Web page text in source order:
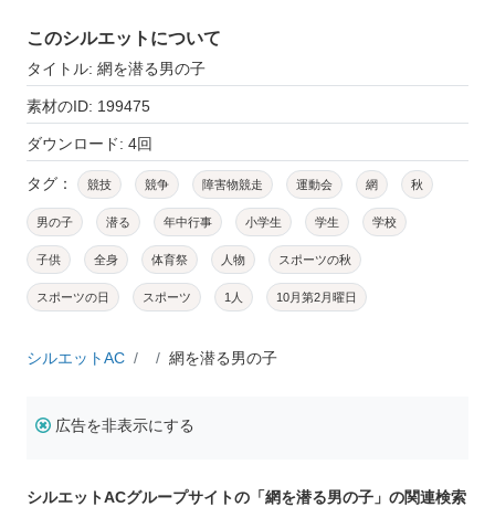
このシルエットについて
タイトル: 網を潜る男の子
素材のID: 199475
ダウンロード: 4回
タグ： 競技 競争 障害物競走 運動会 網 秋
男の子 潜る 年中行事 小学生 学生 学校
子供 全身 体育祭 人物 スポーツの秋
スポーツの日 スポーツ 1人 10月第2月曜日
シルエットAC 網を潜る男の子
広告を非表示にする
シルエットACグループサイトの「網を潜る男の子」の関連検索